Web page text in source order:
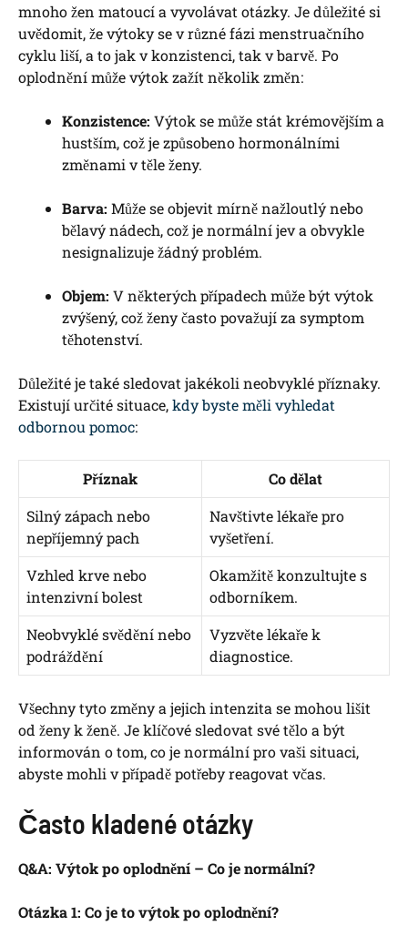
mnoho žen matoucí a vyvolávat otázky. Je důležité si
uvědomit, že výtoky se v různé fázi menstruačního
cyklu liší, a to jak v konzistenci, tak v barvě. Po
oplodnění může výtok zažít několik změn:
Konzistence: Výtok se může stát krémovějším a
hustším, což je způsobeno hormonálními
změnami v těle ženy.
Barva: Může se objevit mírně nažloutlý nebo
bělavý nádech, což je normální jev a obvykle
nesignalizuje žádný problém.
Objem: V některých případech může být výtok
zvýšený, což ženy často považují za symptom
těhotenství.
Důležité je také sledovat jakékoli neobvyklé příznaky.
Existují určité situace,kdy byste měli vyhledat
odbornou pomoc:
Příznak
Co dělat
Silný zápach nebo
nepříjemný pach
Navštivte lékaře pro
vyšetření.
Vzhled krve nebo
intenzivní bolest
Okamžitě konzultujte s
odborníkem.
Neobvyklé svědění nebo
podráždění
Vyzvěte lékaře k
diagnostice.
Všechny tyto změny a jejich intenzita se mohou lišit
od ženy k ženě. Je klíčové sledovat své tělo a být
informován o tom, co je normální pro vaši situaci,
abyste mohli v případě potřeby reagovat včas.
Často kladené otázky
Q&A: Výtok po oplodnění – Co je normální?
Otázka 1: Co je to výtok po oplodnění?